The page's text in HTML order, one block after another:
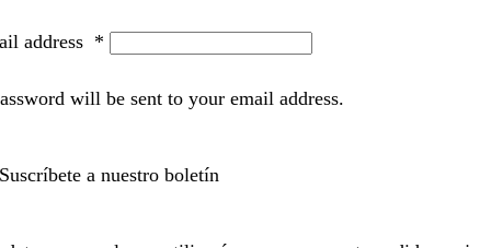
address *
will be sent to your email address.
Suscríbete a nuestro boletín